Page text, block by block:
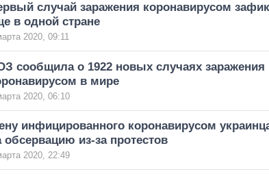
случай заражения коронавирусом
в одной стране
2020, 09:11
сообщила о 1922 новых случаях заражения
в мире
2020, 06:10
инфицированного коронавирусом
обсервацию из-за протестов
2020, 22:49